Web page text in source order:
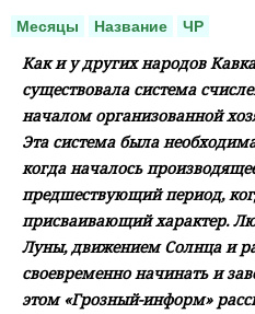
Месяцы Название ЧР
Как и у других народов
существовала система
началом организованной
Эта система была
когда началось
предшествующий период,
присваивающий характер.
Луны, движением Солнца и
своевременно начинать и
этом «Грозный-информ»